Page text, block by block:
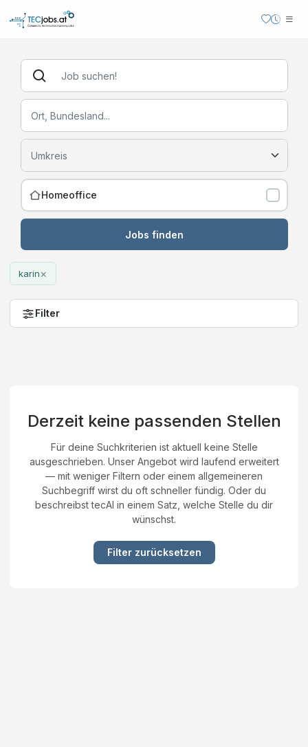
Homeoffice
Jobs finden
karin×
Filter
Derzeit keine passenden Stellen
Für deine Suchkriterien ist aktuell keine Stelle
ausgeschrieben. Unser Angebot wird laufend erweitert
— mit weniger Filtern oder einem allgemeineren
Suchbegriff wirst du oft schneller fündig. Oder du
beschreibst tecAI in einem Satz, welche Stelle du dir
wünschst.
Filter zurücksetzen